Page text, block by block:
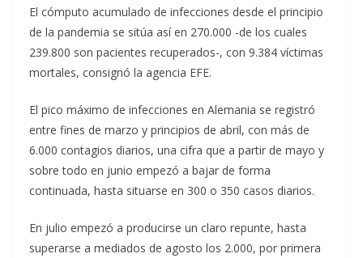
El cómputo acumulado de infecciones desde el principio
de la pandemia se sitúa así en 270.000 -de los cuales
239.800 son pacientes recuperados-, con 9.384 víctimas
mortales, consignó la agencia EFE.
El pico máximo de infecciones en Alemania se registró
entre fines de marzo y principios de abril, con más de
6.000 contagios diarios, una cifra que a partir de mayo y
sobre todo en junio empezó a bajar de forma
continuada, hasta situarse en 300 o 350 casos diarios.
En julio empezó a producirse un claro repunte, hasta
superarse a mediados de agosto los 2.000, por primera